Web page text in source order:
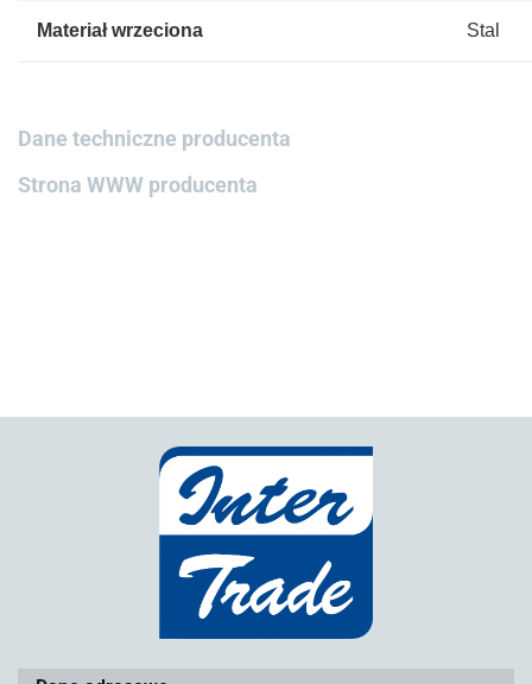
Materiał wrzeciona Stal
Dane techniczne producenta
Strona WWW producenta